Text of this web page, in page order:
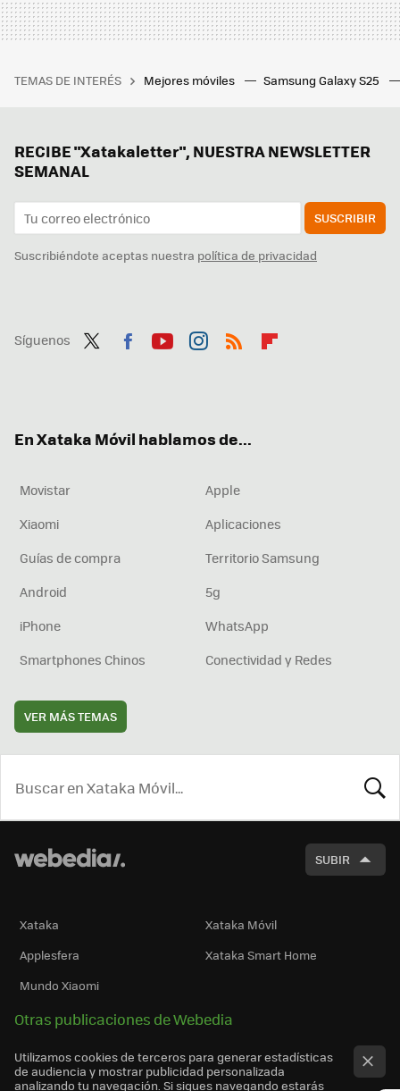
TEMAS DE INTERÉS Mejores móviles Samsung Galaxy S25
RECIBE "Xatakaletter", NUESTRA NEWSLETTER
SEMANAL
SUSCRIBIR
Suscribiéndote aceptas nuestra política de privacidad
Síguenos
En Xataka Móvil hablamos de...
Movistar
Apple
Xiaomi
Aplicaciones
Guías de compra
Territorio Samsung
Android
5g
iPhone
WhatsApp
Smartphones Chinos
Conectividad y Redes
VER MÁS TEMAS
SUBIR
Xataka
Xataka Móvil
Applesfera
Xataka Smart Home
Mundo Xiaomi
Otras publicaciones de Webedia
Utilizamos cookies de terceros para generar estadísticas
de audiencia y mostrar publicidad personalizada
analizando tu navegación. Si sigues navegando estarás